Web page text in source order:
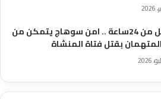
في اقل من 24ساعة .. امن سوهاج يتمكن من
بقتل فتاة المنشاة